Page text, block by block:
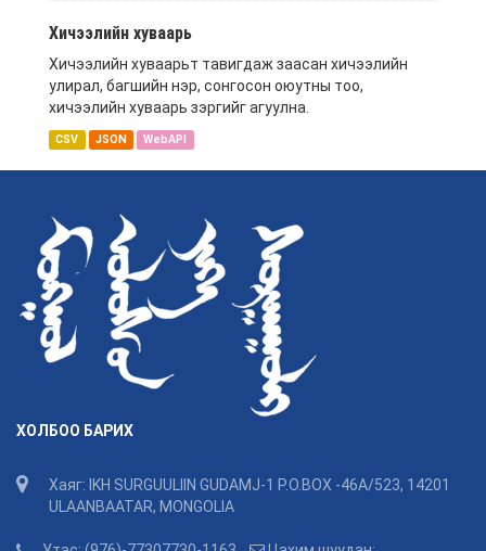
Хичээлийн хуваарь
Хичээлийн хуваарьт тавигдаж заасан хичээлийн
улирал, багшийн нэр, сонгосон оюутны тоо,
хичээлийн хуваарь зэргийг агуулна.
CSV JSON WebAPI
ХОЛБОО БАРИХ
Хаяг: IKH SURGUULIIN GUDAMJ-1 P.O.BOX -46A/523, 14201
ULAANBAATAR, MONGOLIA